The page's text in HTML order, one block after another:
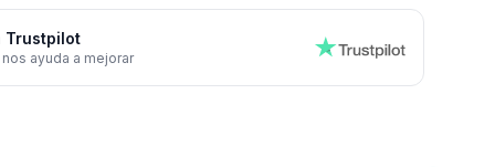
Trustpilot
ayuda a mejorar